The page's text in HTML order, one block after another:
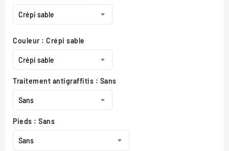
Couleur : Crépi sable
Traitement antigraffitis : Sans
Pieds : Sans